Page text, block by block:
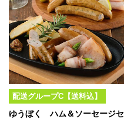
配送グループC【送料込】
ゆうぼく ハム＆ソーセージセ